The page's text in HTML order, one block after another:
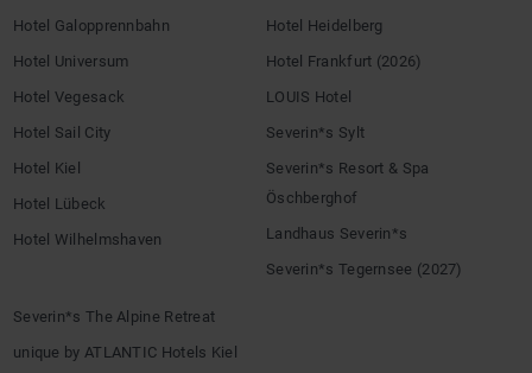
Hotel Galopprennbahn
Hotel Universum
Hotel Vegesack
Hotel Sail City
Hotel Kiel
Hotel Lübeck
Hotel Wilhelmshaven
Hotel Heidelberg
Hotel Frankfurt (2026)
LOUIS Hotel
Severin*s Sylt
Severin*s Resort & Spa
Öschberghof
Landhaus Severin*s
Severin*s Tegernsee (2027)
Severin*s The Alpine Retreat
unique by ATLANTIC Hotels Kiel